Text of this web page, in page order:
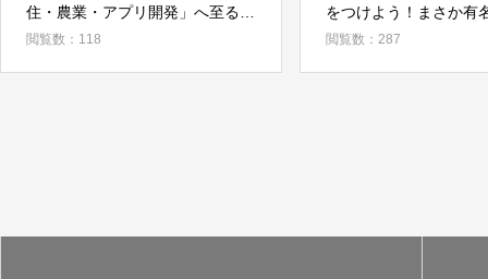
住・農業・アプリ開発」へ至る記
事を他の媒体で掲載して頂きまし
閲覧数：118
をつけよう！まさか有
ォア邸を建てるんじゃ
閲覧数：287